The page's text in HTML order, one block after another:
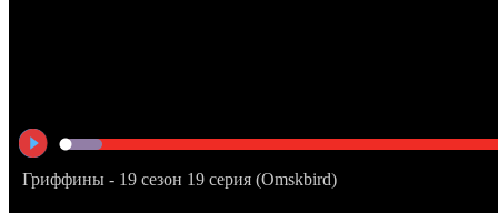
Гриффины - 19 сезон 19 серия (Omskbird)